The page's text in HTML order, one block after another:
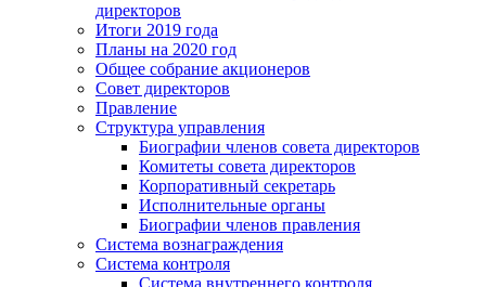
директоров
Итоги 2019 года
Планы на 2020 год
Общее собрание акционеров
Совет директоров
Правление
Структура управления
Биографии членов совета директоров
Комитеты совета директоров
Корпоративный секретарь
Исполнительные органы
Биографии членов правления
Система вознаграждения
Система контроля
Система внутреннего контроля